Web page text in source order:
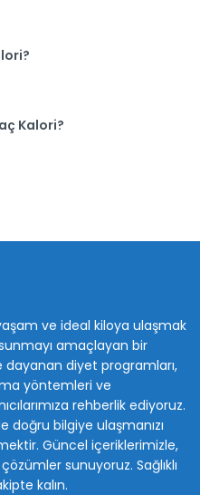
Kalori?
ve ideal kiloya ulaşmak
amaçlayan bir
diyet programları,
yöntemleri ve
rehberlik ediyoruz.
doğru bilgiye ulaşmanızı
Güncel içeriklerimizle,
sunuyoruz. Sağlıklı
kalın.